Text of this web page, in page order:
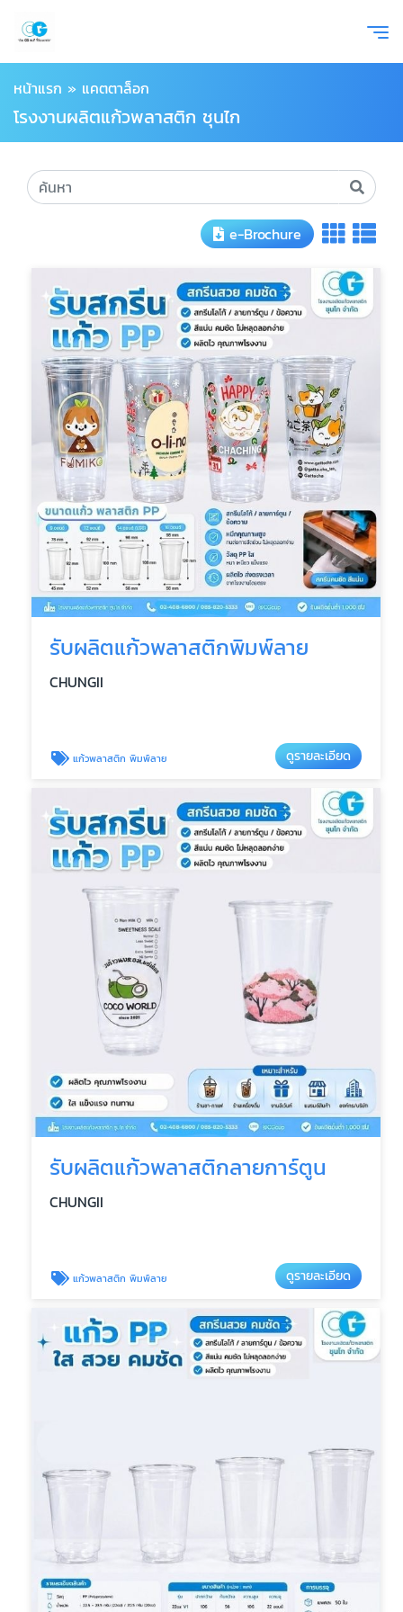
หน้าแรก » แคตตาล็อก
โรงงานผลิตแก้วพลาสติก ชุนไก
e-Brochure
รับผลิตแก้วพลาสติกพิมพ์ลาย
CHUNGII
แก้วพลาสติก พิมพ์ลาย ดูรายละเอียด
รับผลิตแก้วพลาสติกลายการ์ตูน
CHUNGII
แก้วพลาสติก พิมพ์ลาย ดูรายละเอียด